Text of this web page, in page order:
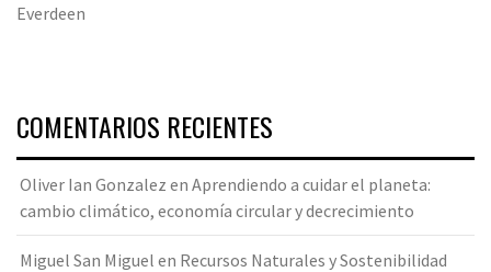
Everdeen
COMENTARIOS RECIENTES
Oliver Ian Gonzalez en Aprendiendo a cuidar el planeta:
cambio climático, economía circular y decrecimiento
Miguel San Miguel en Recursos Naturales y Sostenibilidad